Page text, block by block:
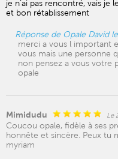
je n’ai pas rencontré, vais je
et bon rétablissement
Réponse de Opale David
merci a vous l important
vous mais une personne
non pensez a vous votre
opale
Mimidudu Le
Coucou opale, fidèle à ses
honnête et sincère. Peux tu
myriam